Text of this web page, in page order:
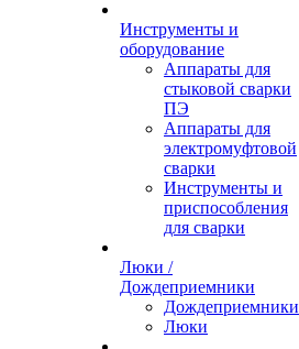
Инструменты и
оборудование
Аппараты для
стыковой сварки
ПЭ
Аппараты для
электромуфтовой
сварки
Инструменты и
приспособления
для сварки
Люки /
Дождеприемники
Дождеприемники
Люки